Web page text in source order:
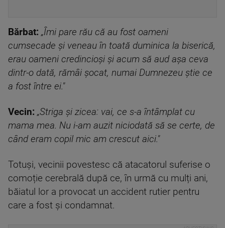
Bărbat: „Îmi pare rău că au fost oameni
cumsecade și veneau în toată duminica la biserică,
erau oameni credincioși și acum să aud așa ceva
dintr-o dată, rămâi șocat, numai Dumnezeu știe ce
a fost între ei."
Vecin: „Striga și zicea: vai, ce s-a întâmplat cu
mama mea. Nu i-am auzit niciodată să se certe, de
când eram copil mic am crescut aici."
Totuși, vecinii povestesc că atacatorul suferise o
comoție cerebrală după ce, în urmă cu mulți ani,
băiatul lor a provocat un accident rutier pentru
care a fost și condamnat.